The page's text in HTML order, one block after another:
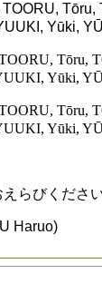
Yūki,
Tōru,
Yūki,
Tōru,
Yūki,
らびくださ
Haruo)